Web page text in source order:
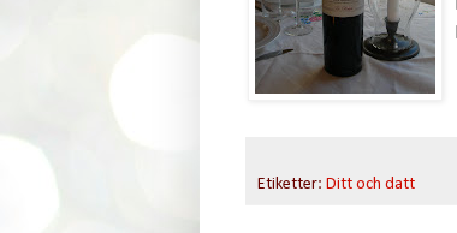
Etiketter: Ditt och datt